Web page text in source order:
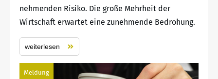
nehmenden Risiko. Die große Mehrheit der
Wirtschaft erwartet eine zunehmende Bedrohung.
weiterlesen
Meldung